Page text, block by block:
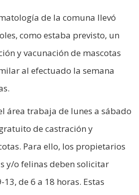
de la comuna llevó
como estaba previsto, un
y vacunación de mascotas
al efectuado la semana
área trabaja de lunes a sábado
de castración y
Para ello, los propietarios
y/o felinas deben solicitar
de 6 a 18 horas. Estas